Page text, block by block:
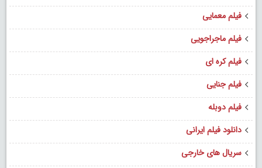
فیلم معمایی
فیلم ماجراجویی
فیلم کره ای
فیلم جنایی
فیلم دوبله
دانلود فیلم ایرانی
سریال های خارجی